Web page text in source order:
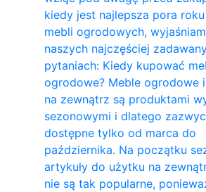
kiedy jest najlepsza pora
mebli ogrodowych,
naszych najczęściej
pytaniach: Kiedy kupować
ogrodowe? Meble ogrodowe
na zewnątrz są produktami
sezonowymi i dlatego
dostępne tylko od marca do
października. Na początku
artykuły do ​​użytku na
nie są tak popularne,